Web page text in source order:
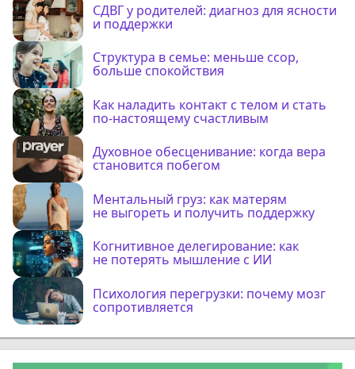
СДВГ у родителей: диагноз для ясности
и поддержки
Структура в семье: меньше ссор,
больше спокойствия
Как наладить контакт с телом и стать
по-настоящему счастливым
Духовное обесценивание: когда вера
становится побегом
Ментальный груз: как матерям
не выгореть и получить поддержку
Когнитивное делегирование: как
не потерять мышление с ИИ
Психология перегрузки: почему мозг
сопротивляется